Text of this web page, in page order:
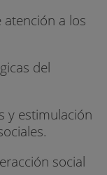
a los
del
y estimulación
social